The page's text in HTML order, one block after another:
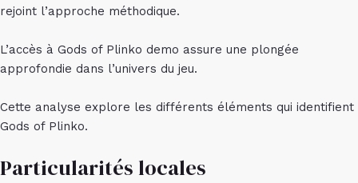
rejoint l’approche méthodique.
L’accès à Gods of Plinko demo assure une plongée
approfondie dans l’univers du jeu.
Cette analyse explore les différents éléments qui identifient
Gods of Plinko.
Particularités locales